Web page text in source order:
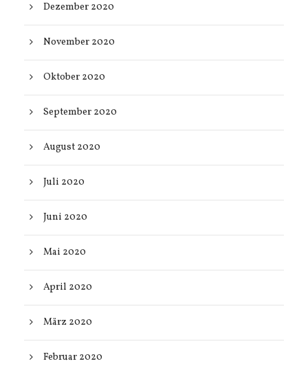
Dezember 2020
November 2020
Oktober 2020
September 2020
August 2020
Juli 2020
Juni 2020
Mai 2020
April 2020
März 2020
Februar 2020